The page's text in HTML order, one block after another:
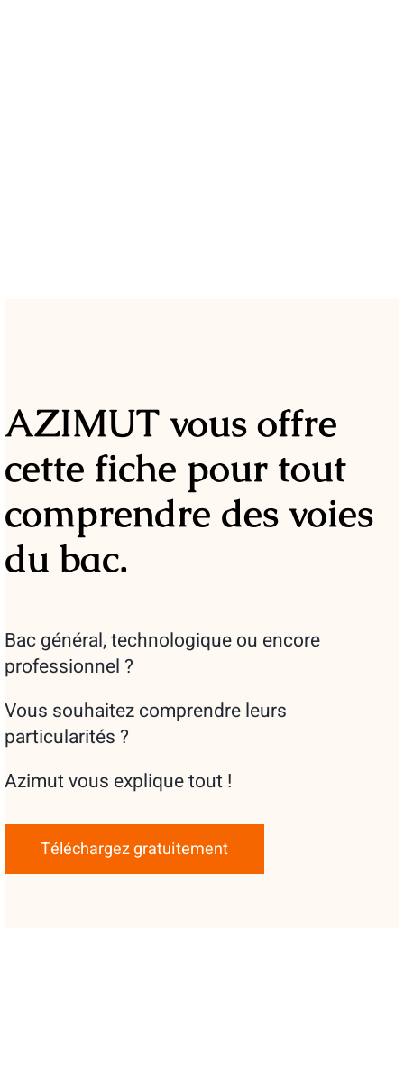
AZIMUT vous offre
cette fiche pour tout
comprendre des voies
du bac.
Bac général, technologique ou encore
professionnel ?
Vous souhaitez comprendre leurs
particularités ?
Azimut vous explique tout !
Téléchargez gratuitement